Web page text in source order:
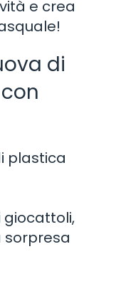
e crea
di
plastica
giocattoli,
sorpresa